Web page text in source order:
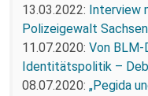
13.03.2022: Interview
Polizeigewalt Sachsen
11.07.2020: Von BLM-
Identitätspolitik –
08.07.2020: „Pegida